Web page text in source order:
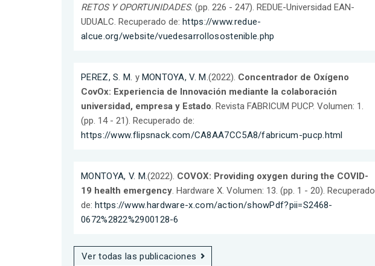
RETOS Y OPORTUNIDADES. (pp. 226 - 247). REDUE-Universidad EAN-
UDUALC. Recuperado de: https://www.redue-
alcue.org/website/vuedesarrollosostenible.php
PEREZ, S. M. y MONTOYA, V. M.(2022). Concentrador de Oxígeno
CovOx: Experiencia de Innovación mediante la colaboración
universidad, empresa y Estado. Revista FABRICUM PUCP. Volumen: 1.
(pp. 14 - 21). Recuperado de:
https://www.flipsnack.com/CA8AA7CC5A8/fabricum-pucp.html
MONTOYA, V. M.(2022). COVOX: Providing oxygen during the COVID-
19 health emergency. Hardware X. Volumen: 13. (pp. 1 - 20). Recuperado
de: https://www.hardware-x.com/action/showPdf?pii=S2468-
0672%2822%2900128-6
Ver todas las publicaciones